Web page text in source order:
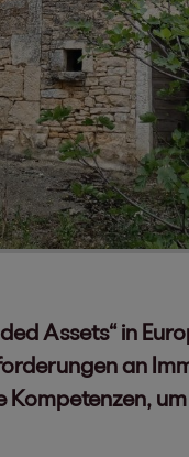
Assets“ in
an
Kompetenzen,